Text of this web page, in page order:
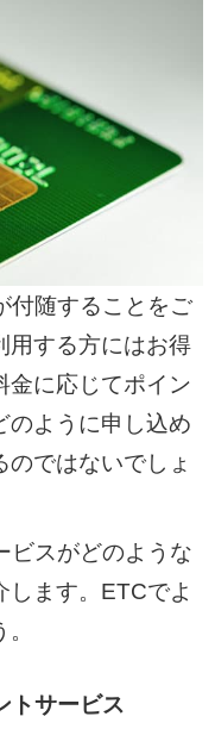
付随することをご
用する方にはお得
金に応じてポイン
のように申し込め
ではないでしょ
ビスがどのような
します。ETCでよ
トサービス